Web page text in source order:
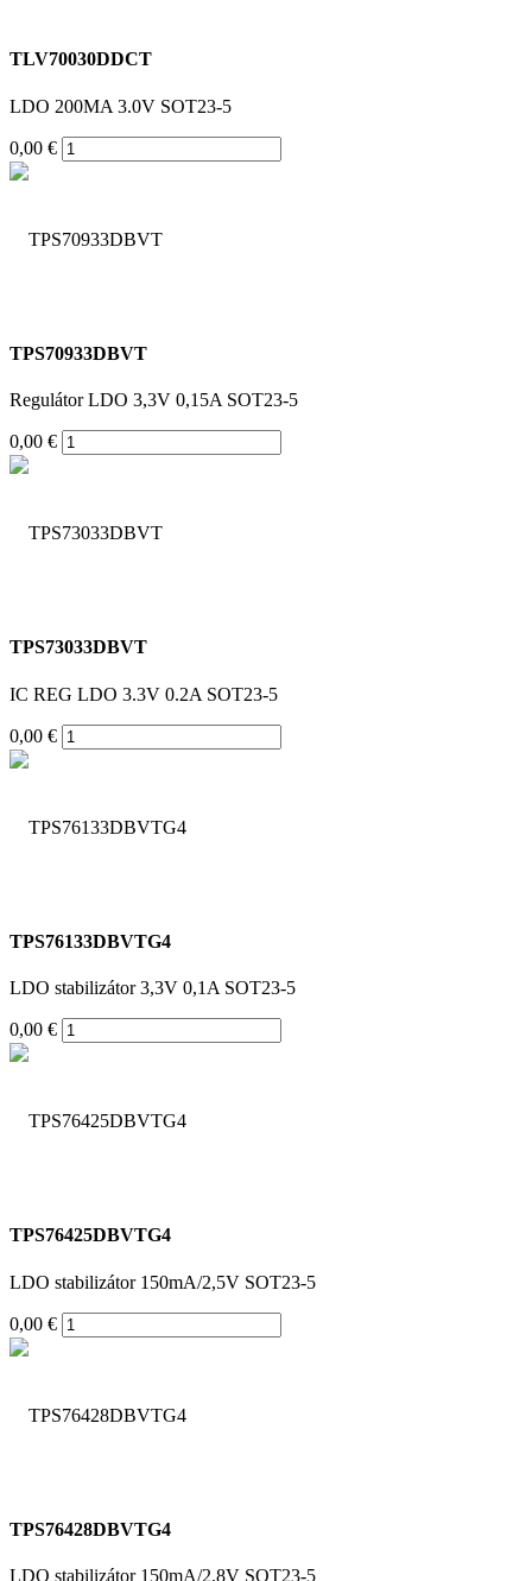
TLV70030DDCT
LDO 200MA 3.0V SOT23-5
0,00 €
TPS70933DBVT
Regulátor LDO 3,3V 0,15A SOT23-5
0,00 €
TPS73033DBVT
IC REG LDO 3.3V 0.2A SOT23-5
0,00 €
TPS76133DBVTG4
LDO stabilizátor 3,3V 0,1A SOT23-5
0,00 €
TPS76425DBVTG4
LDO stabilizátor 150mA/2,5V SOT23-5
0,00 €
TPS76428DBVTG4
LDO stabilizátor 150mA/2,8V SOT23-5